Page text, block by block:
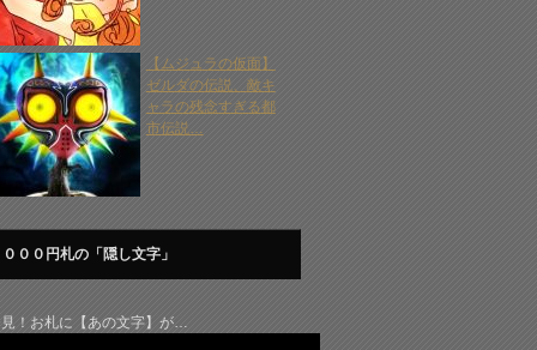
【ムジュラの仮面】
ゼルダの伝説、敵キ
ャラの残念すぎる都
市伝説…
００円札の「隠し文字」
！お札に【あの文字】が…